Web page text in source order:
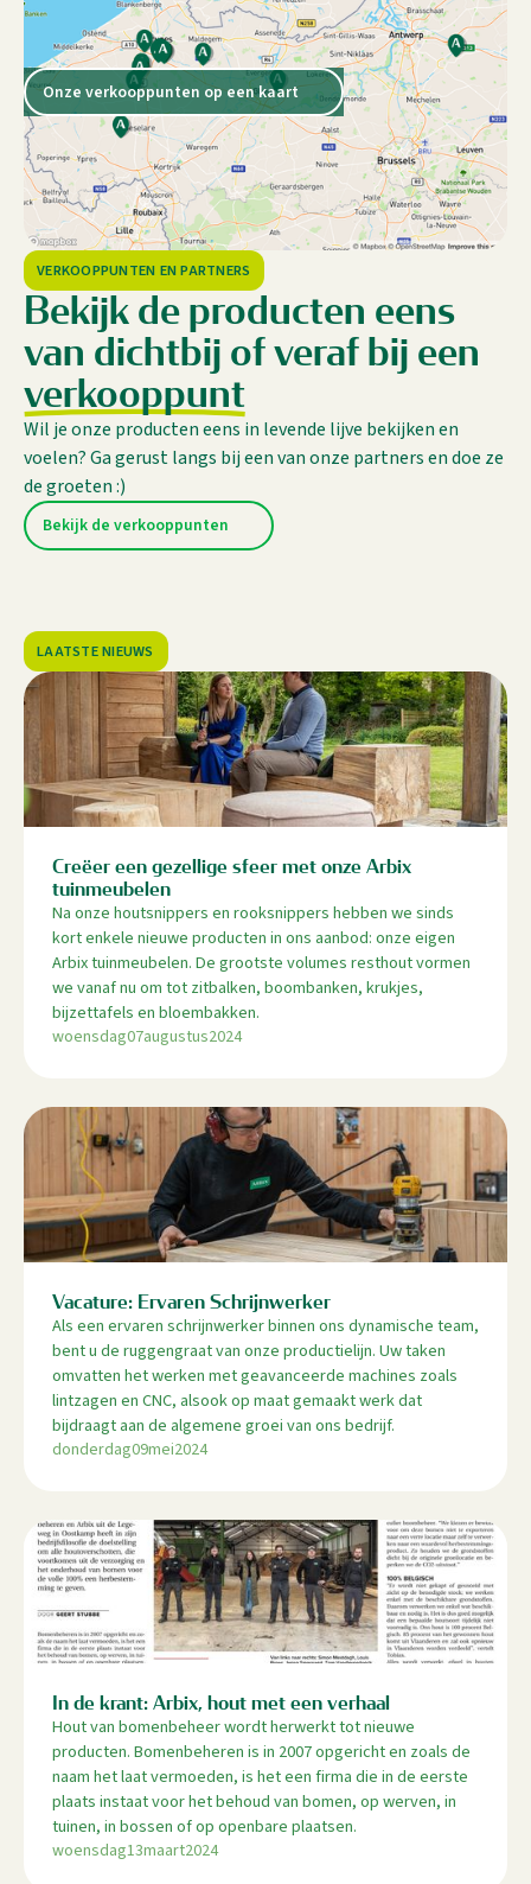
VERKOOPPUNTEN EN PARTNERS
Bekijk de producten eens
van dichtbij of veraf bij een
verkooppunt
Wil je onze producten eens in levende lijve bekijken en
voelen? Ga gerust langs bij een van onze partners en doe ze
de groeten :)
Bekijk de verkooppunten
Onze verkooppunten op een kaart
LAATSTE NIEUWS
Creëer een gezellige sfeer met onze Arbix
tuinmeubelen
Na onze houtsnippers en rooksnippers hebben we sinds
kort enkele nieuwe producten in ons aanbod: onze eigen
Arbix tuinmeubelen. De grootste volumes resthout vormen
we vanaf nu om tot zitbalken, boombanken, krukjes,
bijzettafels en bloembakken.
woensdag07augustus2024
Vacature: Ervaren Schrijnwerker
Als een ervaren schrijnwerker binnen ons dynamische team,
bent u de ruggengraat van onze productielijn. Uw taken
omvatten het werken met geavanceerde machines zoals
lintzagen en CNC, alsook op maat gemaakt werk dat
bijdraagt aan de algemene groei van ons bedrijf.
donderdag09mei2024
In de krant: Arbix, hout met een verhaal
Hout van bomenbeheer wordt herwerkt tot nieuwe
producten. Bomenbeheren is in 2007 opgericht en zoals de
naam het laat vermoeden, is het een firma die in de eerste
plaats instaat voor het behoud van bomen, op werven, in
tuinen, in bossen of op openbare plaatsen.
woensdag13maart2024